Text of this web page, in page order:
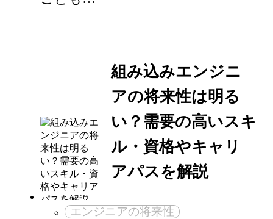
組み込みエンジニ
アの将来性は明る
い？需要の高いスキ
ル・資格やキャリ
アパスを解説
エンジニアの将来性